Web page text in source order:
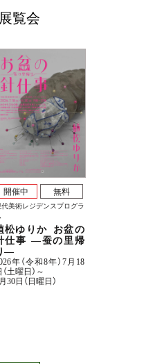
展覧会
開催中 無料
美術レジデンスプログラ
松ゆりか お盆の
仕事 ―蚕の里帰
―
年（令和8年）7月18
（土曜日）～
30日（日曜日）